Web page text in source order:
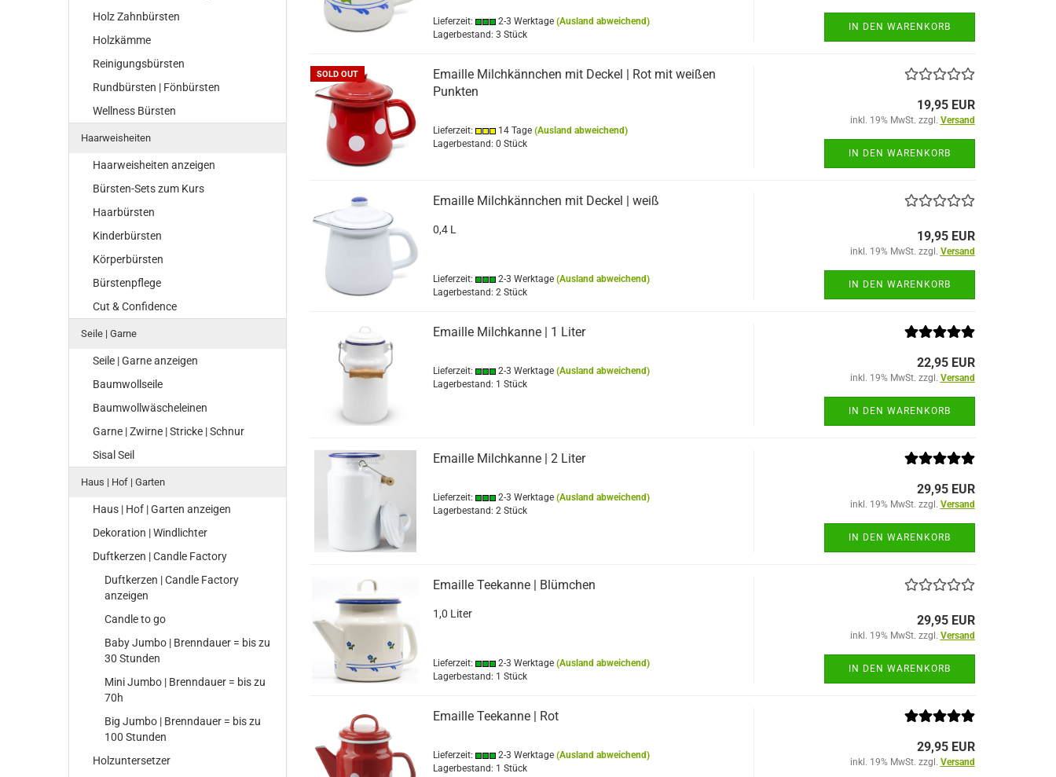
Lieferzeit: 2-3 Werktage (Ausland abweichend)
Lagerbestand: 3 Stück
IN DEN WARENKORB
SOLD OUT
Emaille Milchkännchen mit Deckel | Rot mit weißen
Punkten
Lieferzeit: 14 Tage (Ausland abweichend)
Lagerbestand: 0 Stück
19,95 EUR
inkl. 19% MwSt. zzgl. Versand
IN DEN WARENKORB
Emaille Milchkännchen mit Deckel | weiß
0,4 L
Lieferzeit: 2-3 Werktage (Ausland abweichend)
Lagerbestand: 2 Stück
19,95 EUR
inkl. 19% MwSt. zzgl. Versand
IN DEN WARENKORB
Emaille Milchkanne | 1 Liter
Lieferzeit: 2-3 Werktage (Ausland abweichend)
Lagerbestand: 1 Stück
22,95 EUR
inkl. 19% MwSt. zzgl. Versand
IN DEN WARENKORB
Emaille Milchkanne | 2 Liter
Lieferzeit: 2-3 Werktage (Ausland abweichend)
Lagerbestand: 2 Stück
29,95 EUR
inkl. 19% MwSt. zzgl. Versand
IN DEN WARENKORB
Emaille Teekanne | Blümchen
1,0 Liter
Lieferzeit: 2-3 Werktage (Ausland abweichend)
Lagerbestand: 1 Stück
29,95 EUR
inkl. 19% MwSt. zzgl. Versand
IN DEN WARENKORB
Emaille Teekanne | Rot
Lieferzeit: 2-3 Werktage (Ausland abweichend)
Lagerbestand: 1 Stück
29,95 EUR
inkl. 19% MwSt. zzgl. Versand
Holz Zahnbürsten
Holzkämme
Reinigungsbürsten
Rundbürsten | Fönbürsten
Wellness Bürsten
Haarweisheiten
Haarweisheiten anzeigen
Bürsten-Sets zum Kurs
Haarbürsten
Kinderbürsten
Körperbürsten
Bürstenpflege
Cut & Confidence
Seile | Garne
Seile | Garne anzeigen
Baumwollseile
Baumwollwäscheleinen
Garne | Zwirne | Stricke | Schnur
Sisal Seil
Haus | Hof | Garten
Haus | Hof | Garten anzeigen
Dekoration | Windlichter
Duftkerzen | Candle Factory
Duftkerzen | Candle Factory
anzeigen
Candle to go
Baby Jumbo | Brenndauer = bis zu
30 Stunden
Mini Jumbo | Brenndauer = bis zu
70h
Big Jumbo | Brenndauer = bis zu
100 Stunden
Holzuntersetzer